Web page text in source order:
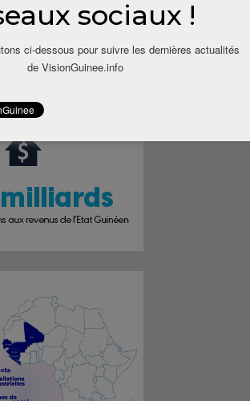
sociaux !
ci-dessous pour suivre les dernières actualités
de VisionGuinee.info